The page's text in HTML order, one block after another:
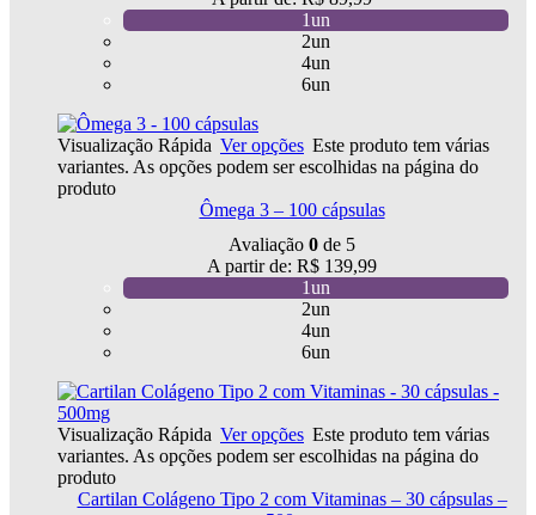
1un
2un
4un
6un
Visualização Rápida Ver opções Este produto tem várias
variantes. As opções podem ser escolhidas na página do
produto
Ômega 3 – 100 cápsulas
Avaliação 0 de 5
A partir de: R$ 139,99
1un
2un
4un
6un
Visualização Rápida Ver opções Este produto tem várias
variantes. As opções podem ser escolhidas na página do
produto
Cartilan Colágeno Tipo 2 com Vitaminas – 30 cápsulas –